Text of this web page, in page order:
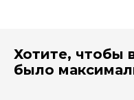
Хотите, чтобы
было